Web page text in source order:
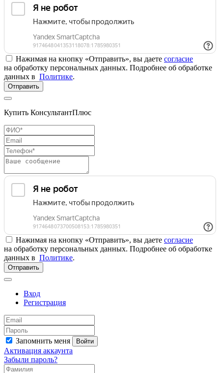
Нажимая на кнопку «Отправить», вы даете согласие
на обработку персональных данных. Подробнее об обработке
данных в Политике.
Отправить
Купить КонсультантПлюс
Нажимая на кнопку «Отправить», вы даете согласие
на обработку персональных данных. Подробнее об обработке
данных в Политике.
Отправить
Вход
Регистрация
Запомнить меня Войти
Активация аккаунта
Забыли пароль?